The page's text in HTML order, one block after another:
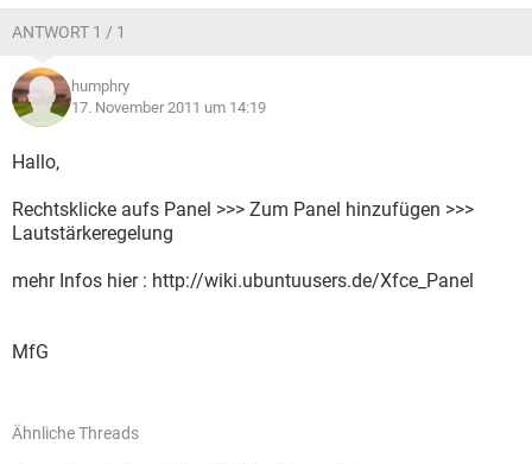
ANTWORT 1 / 1
humphry
17. November 2011 um 14:19
Hallo,
Rechtsklicke aufs Panel >>> Zum Panel hinzufügen >>>
Lautstärkeregelung
mehr Infos hier : http://wiki.ubuntuusers.de/Xfce_Panel
MfG
Ähnliche Threads